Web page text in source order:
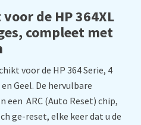
de HP 364XL
compleet met
voor de HP 364 Serie, 4
Geel. De hervulbare
ARC (Auto Reset) chip,
ge-reset, elke keer dat u de